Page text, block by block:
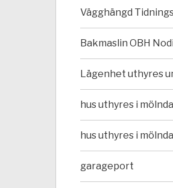
Vägghängd
Bakmaslin OBH
Lägenhet uthyres
hus uthyres i
hus uthyres i
garageport